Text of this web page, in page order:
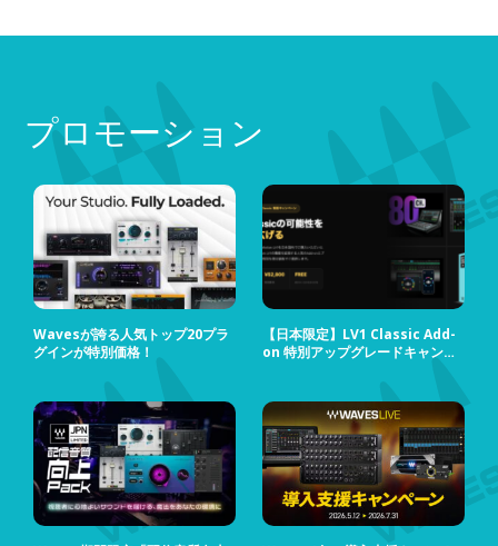
プロモーション
Wavesが誇る人気トップ20プラ
グインが特別価格！
【日本限定】LV1 Classic Add-
on 特別アップグレードキャンペ